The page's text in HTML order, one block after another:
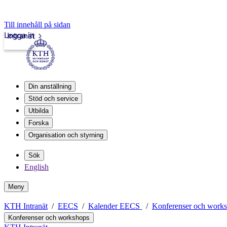
Till innehåll på sidan
Intranät
Logga in
Din anställning
Stöd och service
Utbilda
Forska
Organisation och styrning
Sök
English
Meny
KTH Intranät EECS Kalender EECS Konferenser och
Konferenser och workshops